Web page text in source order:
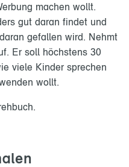
machen wollt.
gut daran findet und
gefallen wird. Nehmt
Er soll höchstens 30
viele Kinder sprechen
wollt.